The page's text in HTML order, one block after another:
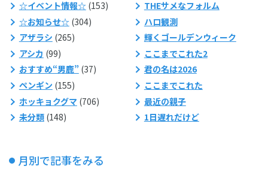
☆イベント情報☆(153)
☆お知らせ☆(304)
アザラシ (265)
アシカ (99)
おすすめ“男鹿”(37)
ペンギン (155)
ホッキョクグマ (706)
未分類(148)
THEサメなフォルム
ハロ観測
輝くゴールデンウィーク
ここまでこれた2
君の名は2026
ここまでこれた
最近の親子
1日遅れだけど
月別で記事をみる